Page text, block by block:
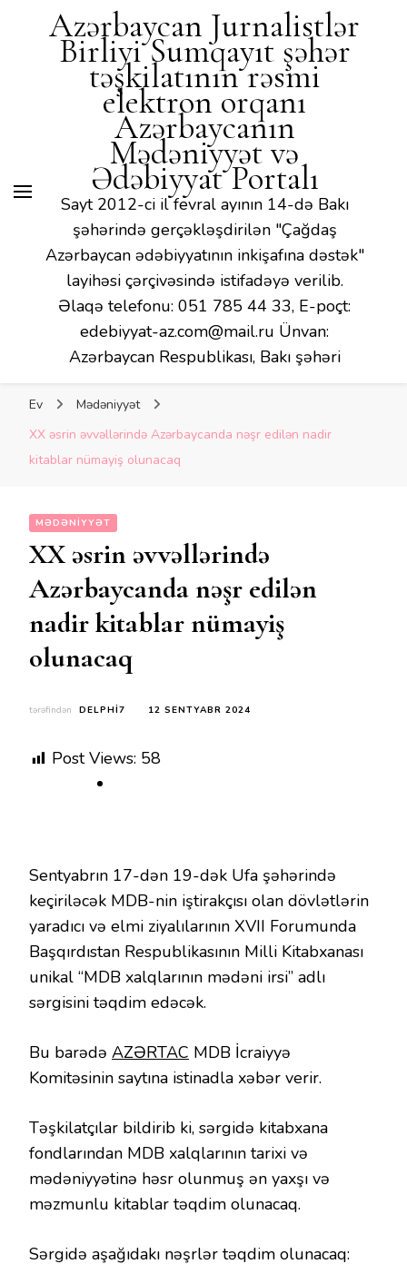
Mədəniyyət və Ədəbiyyat
Portalı
Azərbaycan Jurnalistlər
Birliyi Sumqayıt şəhər
təşkilatının rəsmi
elektron orqanı
Azərbaycanın
Mədəniyyət və
Ədəbiyyat Portalı
Sayt 2012-ci il fevral ayının 14-də Bakı
şəhərində gerçəkləşdirilən "Çağdaş
Azərbaycan ədəbiyyatının inkişafına dəstək"
layihəsi çərçivəsində istifadəyə verilib.
Əlaqə telefonu: 051 785 44 33, E-poçt:
edebiyyat-az.com@mail.ru Ünvan:
Azərbaycan Respublikası, Bakı şəhəri
Ev
Mədəniyyət
XX əsrin əvvəllərində Azərbaycanda nəşr edilən nadir
kitablar nümayiş olunacaq
MƏDƏNIYYƏT
XX əsrin əvvəllərində
Azərbaycanda nəşr edilən
nadir kitablar nümayiş
olunacaq
tərəfindən DELPHI7 12 SENTYABR 2024
Post Views: 58
Sentyabrın 17-dən 19-dək Ufa şəhərində
keçiriləcək MDB-nin iştirakçısı olan dövlətlərin
yaradıcı və elmi ziyalılarının XVII Forumunda
Başqırdıstan Respublikasının Milli Kitabxanası
unikal “MDB xalqlarının mədəni irsi” adlı
sərgisini təqdim edəcək.
Bu barədə AZƏRTAC MDB İcraiyyə
Komitəsinin saytına istinadla xəbər verir.
Təşkilatçılar bildirib ki, sərgidə kitabxana
fondlarından MDB xalqlarının tarixi və
mədəniyyətinə həsr olunmuş ən yaxşı və
məzmunlu kitablar təqdim olunacaq.
Sərgidə aşağıdakı nəşrlər təqdim olunacaq: